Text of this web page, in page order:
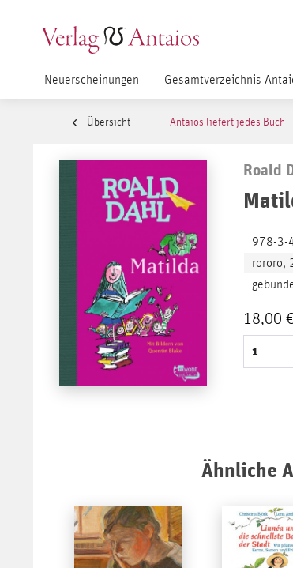
Neuerscheinungen Gesamtverzeichnis
Übersicht Antaios liefert jedes Buch
Roald
978-3-
rororo,
18,00
Ähnliche